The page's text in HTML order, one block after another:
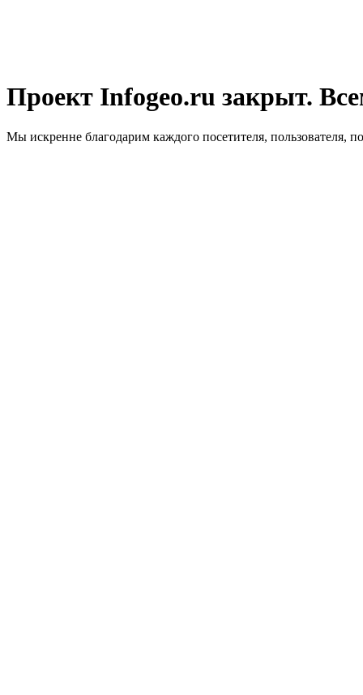
Проект Infogeo.ru закрыт.
Мы искренне благодарим каждого посетителя, пользователя,